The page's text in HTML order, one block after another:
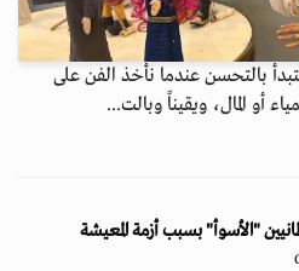
بالتحسن عندما نأخذ الفن على
أو المال، ويقيناً وبالت...
"الأسوأ" بسبب أزمة المعيشة